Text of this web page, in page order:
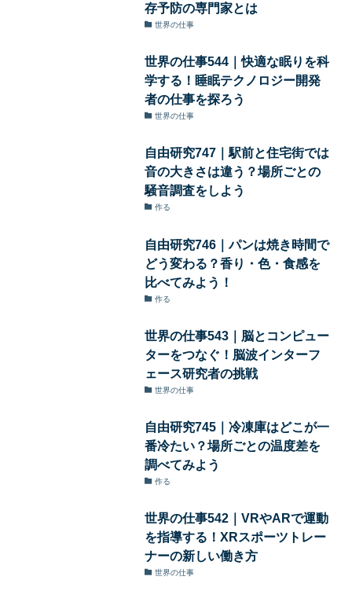
存予防の専門家とは
世界の仕事
世界の仕事544｜快適な眠りを科
学する！睡眠テクノロジー開発
者の仕事を探ろう
世界の仕事
自由研究747｜駅前と住宅街では
音の大きさは違う？場所ごとの
騒音調査をしよう
作る
自由研究746｜パンは焼き時間で
どう変わる？香り・色・食感を
比べてみよう！
作る
世界の仕事543｜脳とコンピュー
ターをつなぐ！脳波インターフ
ェース研究者の挑戦
世界の仕事
自由研究745｜冷凍庫はどこが一
番冷たい？場所ごとの温度差を
調べてみよう
作る
世界の仕事542｜VRやARで運動
を指導する！XRスポーツトレー
ナーの新しい働き方
世界の仕事